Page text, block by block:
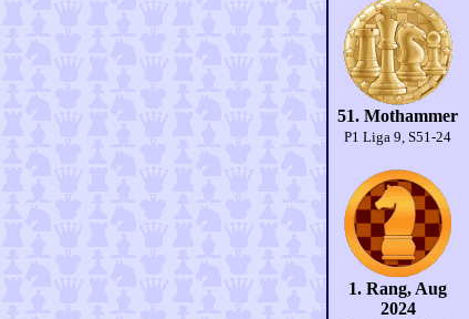
51. Mothammer
P1 Liga 9, S51-24
1. Rang, Aug
2024